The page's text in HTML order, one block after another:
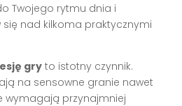
Twojego rytmu dnia i
nad kilkoma praktycznymi
gry to istotny czynnik.
na sensowne granie nawet
wymagają przynajmniej